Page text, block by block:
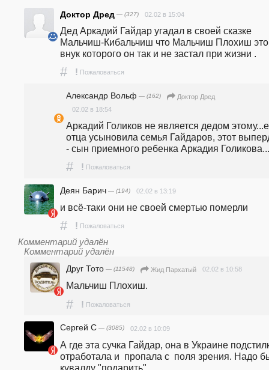
Доктор Дред — (327) 02.02 в 15:04
Дед Аркадий Гайдар угадал в своей сказке
Мальчиш-Кибальчиш что Мальчиш Плохиш это
внук которого он так и не застал при жизни .
# ! Пожаловаться
Александр Вольф — (162)
Доктор Дред
02.02 в 18:54
Аркадий Голиков не является дедом
отца усыновила семья Гайдаров, этот
- сын приемного ребенка Аркадия Голикова...
# ! Пожаловаться
Деян Барич — (194) 02.02 в 13:19
и всё-таки они не своей смертью померли
# ! Пожаловаться
Комментарий удалён
Комментарий удалён
Друг Тото — (11548) Жид Пархатый 02.02 в 10:58
Мальчиш Плохиш.
# ! Пожаловаться
Сергей С — (3085) 02.02 в 10:09
А где эта сучка Гайдар, она в Украине
отработала и  пропала с  поля зрения. Надо
кувалду "подарить"